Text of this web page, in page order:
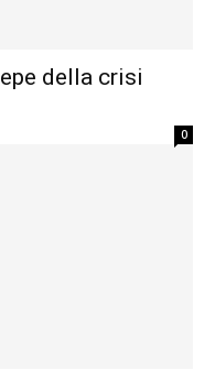
della crisi
0